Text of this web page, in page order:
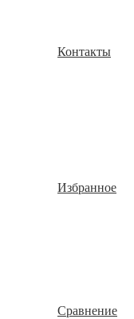
Контакты
Избранное
Сравнение